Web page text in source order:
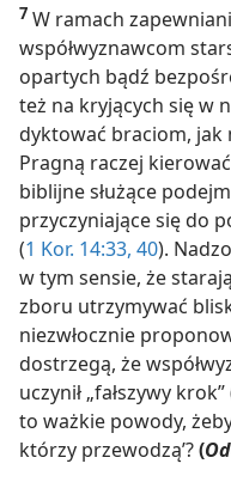
7 W ramach
współwyznawcom
opartych bądź
też na kryjących się w
dyktować braciom, jak
Pragną raczej
biblijne służące
przyczyniające się do
(1 Kor. 14:33, 40).
w tym sensie, że
zboru utrzymywać
niezwłocznie
dostrzegą, że
uczynił „fałszywy krok”
to ważkie powody,
którzy przewodzą’?(